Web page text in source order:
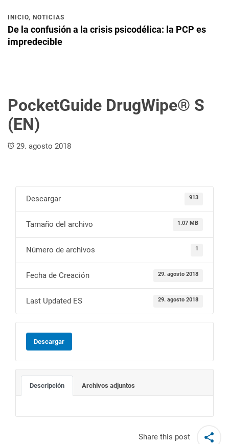
INICIO, NOTICIAS
De la confusión a la crisis psicodélica: la PCP es
impredecible
PocketGuide DrugWipe® S
(EN)
29. agosto 2018
Descargar 913
Tamaño del archivo 1.07 MB
Número de archivos 1
Fecha de Creación 29. agosto 2018
Last Updated ES 29. agosto 2018
Descargar
Descripción Archivos adjuntos
Share this post